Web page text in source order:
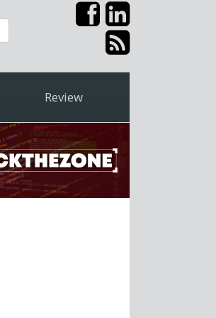
Review